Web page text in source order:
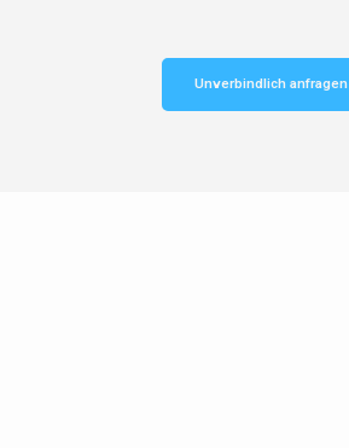
Unverbindlich anfragen